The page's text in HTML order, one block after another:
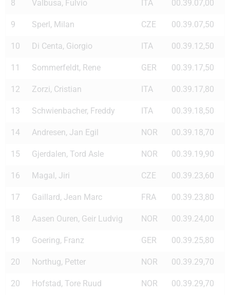
8 Valbusa, Fulvio ITA 00.39.07,00
9 Sperl, Milan CZE 00.39.07,50
10 Di Centa, Giorgio ITA 00.39.12,50
11 Sommerfeldt, Rene GER 00.39.17,50
12 Zorzi, Cristian ITA 00.39.17,80
13 Schwienbacher, Freddy ITA 00.39.18,50
14 Andresen, Jan Egil NOR 00.39.18,70
15 Gjerdalen, Tord Asle NOR 00.39.19,90
16 Magal, Jiri CZE 00.39.23,60
17 Gaillard, Jean Marc FRA 00.39.23,80
18 Aasen Ouren, Geir Ludvig NOR 00.39.24,00
19 Goering, Franz GER 00.39.25,80
20 Northug, Petter NOR 00.39.29,70
20 Hofstad, Tore Ruud NOR 00.39.29,70